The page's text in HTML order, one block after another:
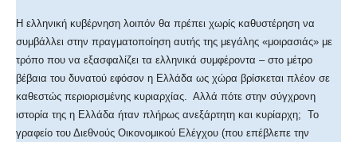
Η ελληνική κυβέρνηση λοιπόν θα πρέπει χωρίς καθυστέρηση να
συμβάλλει στην πραγματοποίηση αυτής της μεγάλης «μοιρασιάς» με
τρόπο που να εξασφαλίζει τα ελληνικά συμφέροντα – στο μέτρο
βέβαια του δυνατού εφόσον η Ελλάδα ως χώρα βρίσκεται πλέον σε
καθεστώς περιορισμένης κυριαρχίας. Αλλά πότε στην σύγχρονη
ιστορία της η Ελλάδα ήταν πλήρως ανεξάρτητη και κυρίαρχη; Το
γραφείο του Διεθνούς Οικονομικού Ελέγχου (που επέβλεπε την